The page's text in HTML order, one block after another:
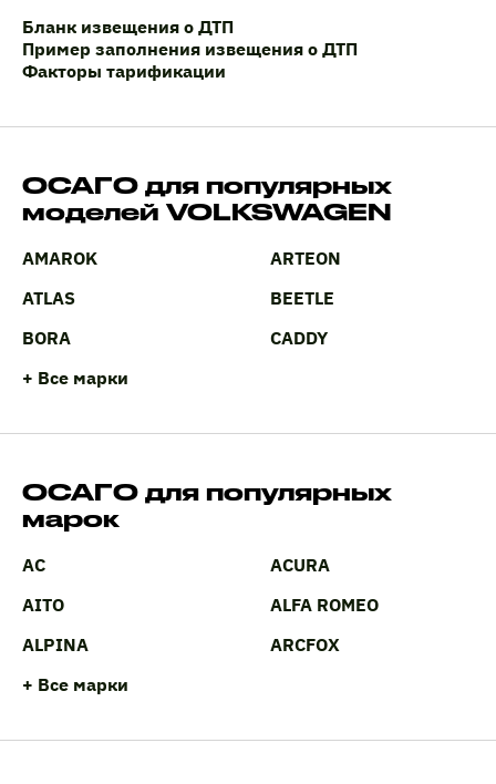
Бланк извещения о ДТП
Пример заполнения извещения о ДТП
Факторы тарификации
ОСАГО для популярных
моделей VOLKSWAGEN
AMAROK
ARTEON
ATLAS
BEETLE
BORA
CADDY
+ Все марки
ОСАГО для популярных
марок
AC
ACURA
AITO
ALFA ROMEO
ALPINA
ARCFOX
+ Все марки